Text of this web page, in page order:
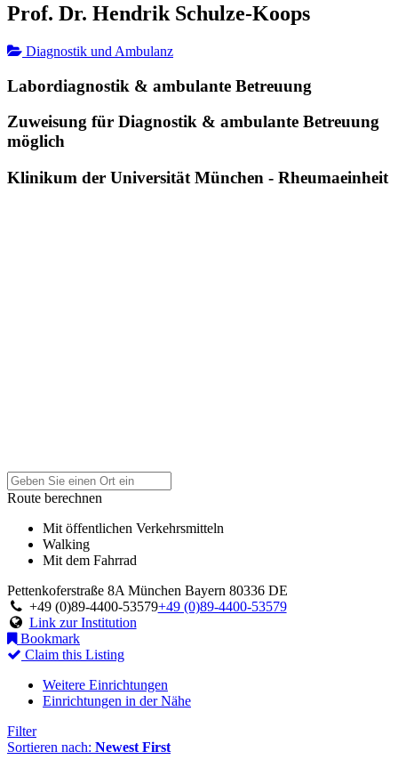
Prof. Dr. Hendrik Schulze-Koops
Diagnostik und Ambulanz
Labordiagnostik & ambulante Betreuung
Zuweisung für Diagnostik & ambulante Betreuung
möglich
Klinikum der Universität München - Rheumaeinheit
Route berechnen
Mit öffentlichen Verkehrsmitteln
Walking
Mit dem Fahrrad
Pettenkoferstraße 8A München Bayern 80336 DE
+49 (0)89-4400-53579+49 (0)89-4400-53579
Link zur Institution
Bookmark
Claim this Listing
Weitere Einrichtungen
Einrichtungen in der Nähe
Filter
Sortieren nach: Newest First